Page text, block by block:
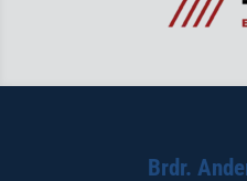
Brdr.